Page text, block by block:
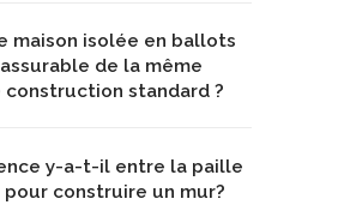
maison isolée en ballots
de la même
standard ?
y-a-t-il entre la paille
construire un mur?